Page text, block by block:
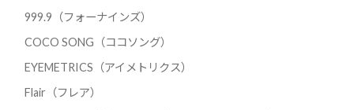
999.9（フォーナインズ）
COCO SONG（ココソング）
EYEMETRICS（アイメトリクス）
Flair（フレア）